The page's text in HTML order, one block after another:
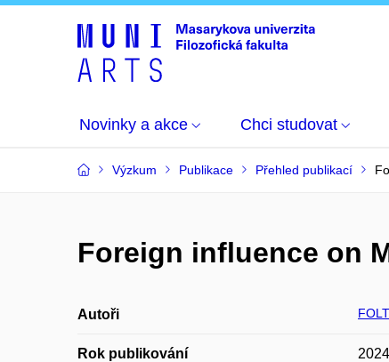
Novinky a akce Chci studovat
Výzkum Publikace Přehled publikací
Foreign influence on
Autoři
Rok publikování 2024